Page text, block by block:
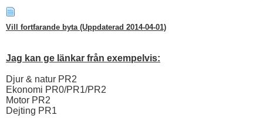
Vill fortfarande byta (Uppdaterad 2014-04-01)
Jag kan ge länkar från exempelvis:
Djur & natur PR2
Ekonomi PR0/PR1/PR2
Motor PR2
Dejting PR1